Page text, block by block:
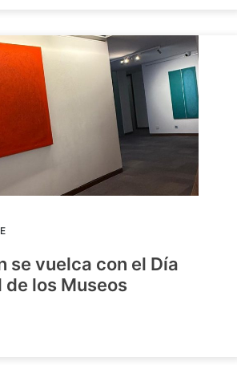
se vuelca con el Día
los Museos